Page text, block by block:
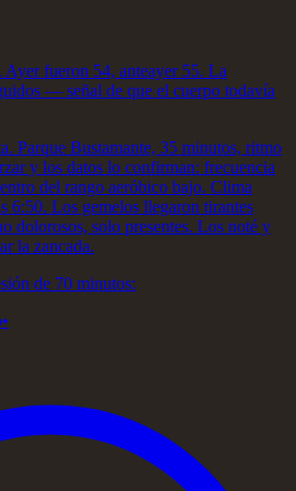
Ayer fueron 54, anteayer 55. La
— señal de que el cuerpo todavía
Parque Bustamante, 35 minutos, ritmo
y los datos lo confirman: frecuencia
del rango aeróbico bajo. Clima
6:50. Los gemelos llegaron tirantes
dolorosos, solo presentes. Los noté y
la zancada.
de 70 minutos:
•